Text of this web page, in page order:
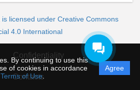
By continuing to use this
of cookies in accordance
Terms of Use.
Agree
is licensed under Creative Commons
4.0 International
Confidentiality FAQ
Contacts